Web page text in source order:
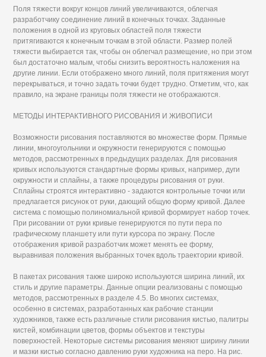
Поля тяжести вокруг концов линий увеличиваются, облегчая
разработчику соединение линий в конечных точках. Заданные
положения в одной из круговых областей поля тяжести
притягиваются к конечным точкам в этой области. Размер полей
тяжести выбирается так, чтобы он облегчал размещение, но при этом
был достаточно малым, чтобы снизить вероятность наложения на
другие линии. Если отображено много линий, поля притяжения могут
перекрываться, и точно задать точки будет трудно. Отметим, что, как
правило, на экране границы поля тяжести не отображаются.
МЕТОДЫ ИНТЕРАКТИВНОГО РИСОВАНИЯ И ЖИВОПИСИ
Возможности рисования поставляются во множестве форм. Прямые
линии, многоугольники и окружности генерируются с помощью
методов, рассмотренных в предыдущих разделах. Для рисования
кривых используются стандартные формы кривых, например, дуги
окружности и сплайны, а также процедуры рисования от руки.
Сплайны строятся интерактивно - задаются контрольные точки или
предлагается рисунок от руки, дающий общую форму кривой. Далее
система с помощью полиномиальной кривой формирует набор точек.
При рисовании от руки кривые генерируются по пути пера по
графическому планшету или пути курсора по экрану. После
отображения кривой разработчик может менять ее форму,
выравнивая положения выбранных точек вдоль траектории кривой.
В пакетах рисования также широко используются ширина линий, их
стиль и другие параметры. Данные опции реализованы с помощью
методов, рассмотренных в разделе 4.5. Во многих системах,
особенно в системах, разработанных как рабочие станции
художников, также есть различные стили рисования кистью, палитры
кистей, комбинации цветов, формы объектов и текстуры
поверхностей. Некоторые системы рисования меняют ширину линии
и мазки кистью согласно давлению руки художника на перо. На рис.